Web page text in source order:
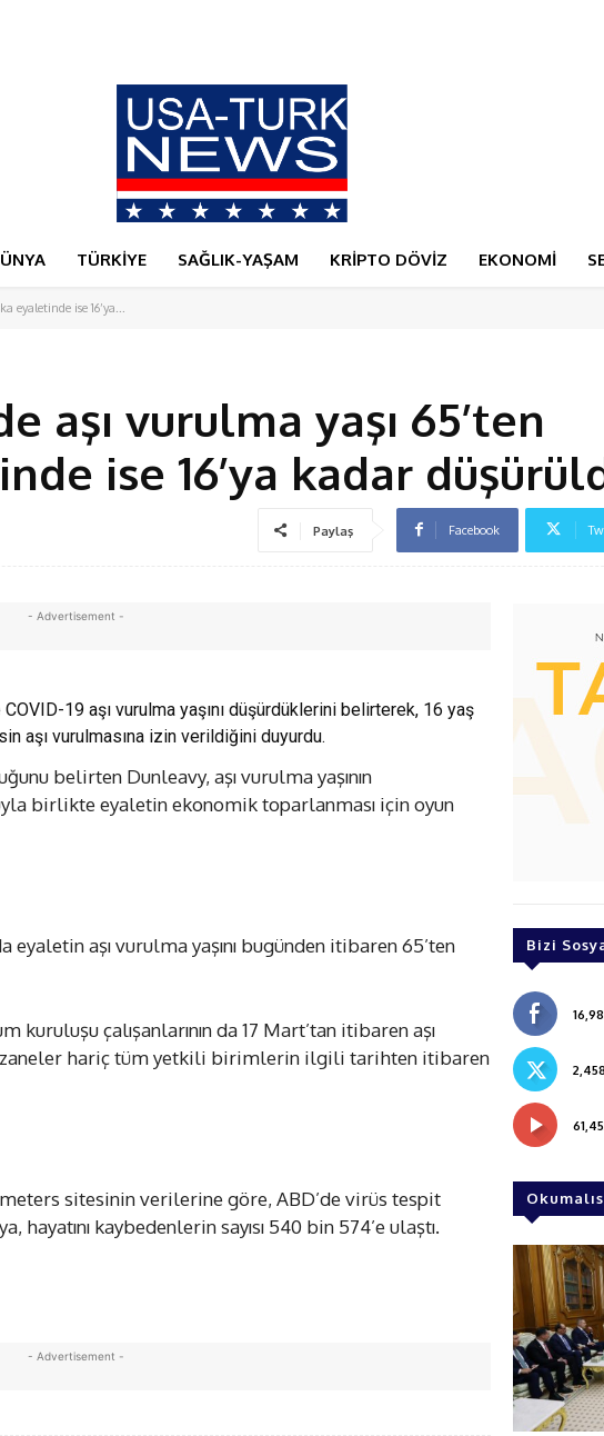
TÜRKİYE SAĞLIK-YAŞAM KRİPTO DÖVİZ EKONOMİ
eyaletinde ise 16’ya...
aşı vurulma yaşı 65’ten
ise 16’ya kadar
Paylaş Facebook
- Advertisement -
19 aşı vurulma yaşını düşürdüklerini belirterek, 16 yaş
aşı vurulmasına izin verildiğini duyurdu.
belirten Dunleavy, aşı vurulma yaşının
birlikte eyaletin ekonomik toparlanması için oyun
aşı vurulma yaşını bugünden itibaren 65’ten
çalışanlarının da 17 Mart’tan itibaren aşı
hariç tüm yetkili birimlerin ilgili tarihten itibaren
sitesinin verilerine göre, ABD’de virüs tespit
hayatını kaybedenlerin sayısı 540 bin 574’e ulaştı.
- Advertisement -
Bizi
2,458